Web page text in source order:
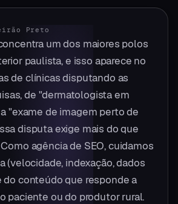
Preto
um dos maiores polos
paulista, e isso aparece no
de clínicas disputando as
de "dermatologista em
"exame de imagem perto de
disputa exige mais do que
agência de SEO, cuidamos
(velocidade, indexação, dados
conteúdo que responde a
paciente ou do produtor rural.